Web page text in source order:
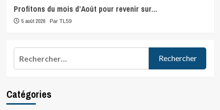
Profitons du mois d’Août pour revenir sur…
5 août 2026 Par TL59
Rechercher :
Catégories